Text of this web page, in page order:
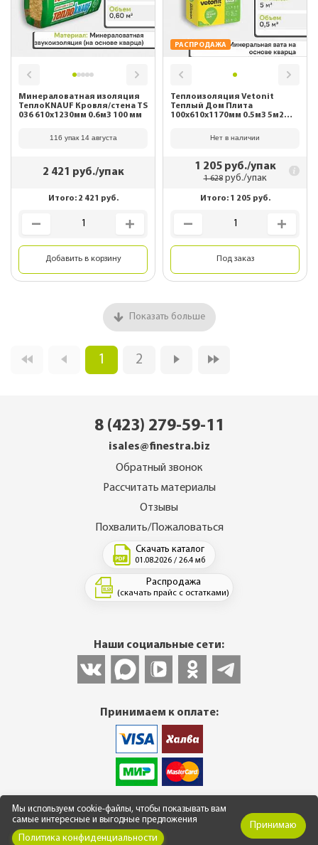
Минераловатная изоляция
ТеплоKNAUF Кровля/стена TS
036 610х1230мм 0.6м3 100 мм
116 упак 14 августа
2 421 руб./упак
Итого: 2 421 руб.
Добавить в корзину
РАСПРОДАЖА
Теплоизоляция Vetonit
Теплый Дом Плита
100х610х1170мм 0.5м3 5м2
производства)Нет в наличии
1 205руб./упак
1 628руб./упак
Итого: 1 205 руб.
Под заказ
Показать больше
1 2
8 (423) 279-59-11
isales@finestra.biz
Обратный звонок
Рассчитать материалы
Отзывы
Похвалить/Пожаловаться
Скачать каталог
01.08.2026 / 26.4 мб
Распродажа
(скачать прайс с остатками)
Наши социальные сети:
Принимаем к оплате:
© 2013-2026 Интернет-магазин фасадных и кровельных
материалов. Все цены указаны в рублях. ВНИМАНИЕ! Весь
графический и иной контент является собственностьюООО
"Финестра оптима"ОГРН 1143850017255. Любое копирование
Мы используем cookie-файлы, чтобы показывать вам
самые интересные и выгодные предложения
Политика конфиденциальности
Принимаю